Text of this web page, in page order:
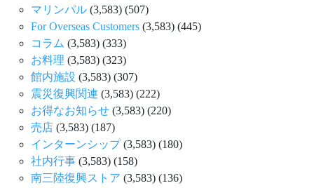
マリンパル (3,583) (507)
For Overseas Customers (3,583) (445)
コラム (3,583) (333)
お料理 (3,583) (323)
館内施設 (3,583) (307)
震災復興関連 (3,583) (222)
お得なお知らせ (3,583) (220)
売店 (3,583) (187)
インターンシップ(3,583) (180)
社内行事 (3,583) (158)
南三陸復興ストア (3,583) (136)